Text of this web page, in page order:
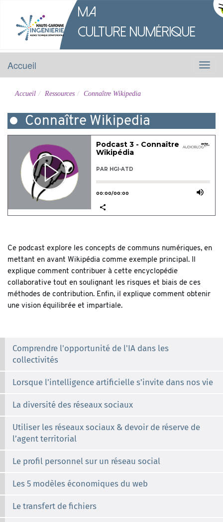
Ma
Culture Numérique
Menu
Accueil
Accueil Ressources Connaître Wikipedia
Connaître Wikipedia
Ce podcast explore les concepts de communs numériques, en
mettant en avant Wikipédia comme exemple principal. Il
explique comment contribuer à cette encyclopédie
collaborative tout en soulignant les risques et biais de ces
méthodes de contribution. Enfin, il explique comment obtenir
une vision équilibrée et impartiale.
Comprendre l'opportunité de l'IA dans les
collectivités
Lorsque l'intelligence artificielle s'invite dans nos vie
La diversité des réseaux sociaux
Utiliser les réseaux sociaux & devoir de réserve de
l’agent territorial
Le profil personnel sur un réseau social
Les 5 modèles économiques du web
Le transfert de fichiers